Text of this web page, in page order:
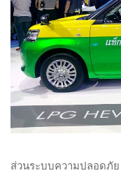
ส่วนระบบความปลอดภั